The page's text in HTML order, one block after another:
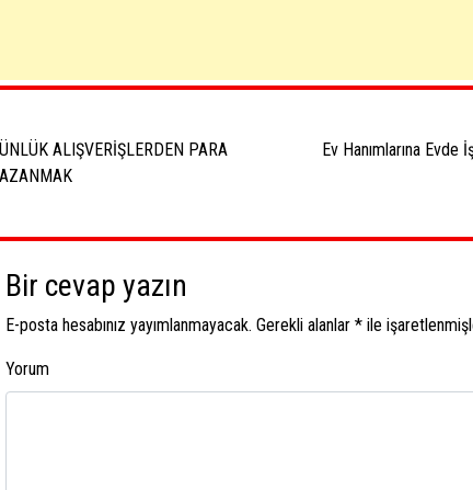
ALIŞVERİŞLERDEN PARA
Ev Hanımlarına Evde
Bir cevap yazın
E-posta hesabınız yayımlanmayacak. Gerekli alanlar * ile
Yorum